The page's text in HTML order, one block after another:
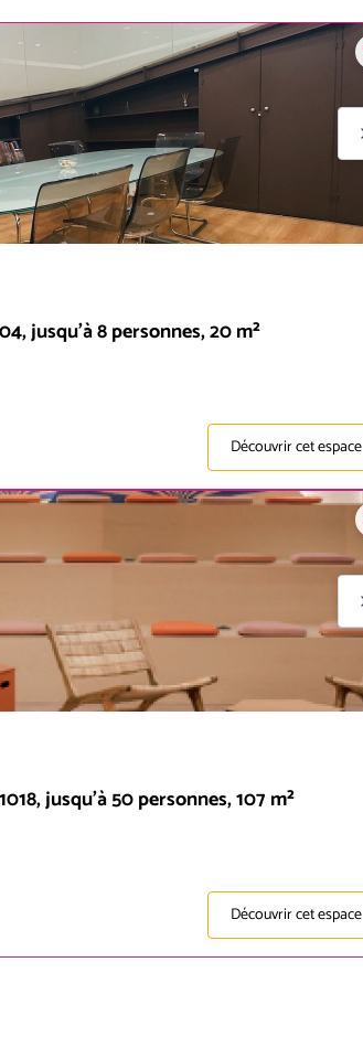
jusqu'à 8 personnes, 20 m²
Découvrir cet espace
jusqu'à 50 personnes, 107 m²
Découvrir cet espace